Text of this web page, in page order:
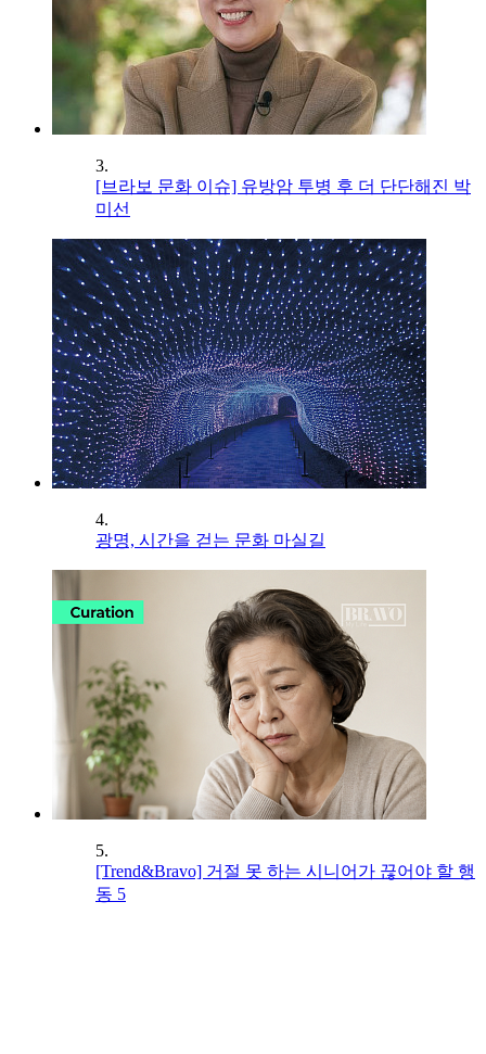
3.
[브라보 문화 이슈] 유방암 투병 후 더 단단해진 박
미선
4.
광명, 시간을 걷는 문화 마실길
5.
[Trend&Bravo] 거절 못 하는 시니어가 끊어야 할 행
동 5